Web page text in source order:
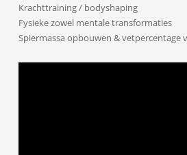
Krachttraining / bodyshaping
Fysieke zowel mentale transformaties
Spiermassa opbouwen & vetpercentage